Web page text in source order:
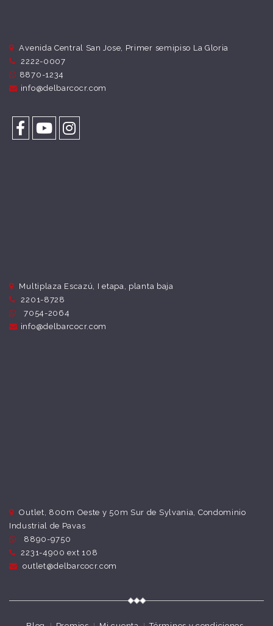
Avenida Central San Jose, Primer semipiso La Gloria
2222-0007
8870-1234
info@delbarcocr.com
Multiplaza Escazú, I etapa, planta baja
2201-8728
7054-2064
info@delbarcocr.com
Outlet, 800m Oeste y 50m Sur de Sylvania, Condominio
Industrial de Pavas
8890-9750
2231-4900 ext 108
outlet@delbarcocr.com